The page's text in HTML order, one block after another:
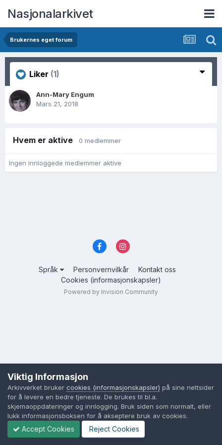
Nasjonalarkivet
Brukernes eget forum
Liker (1)
Ann-Mary Engum
Mars 21, 2018
Hvem er aktive 0 medlemmer
Ingen innloggede medlemmer aktive
Språk Personvernvilkår
Kontakt oss
Cookies (informasjonskapsler)
Powered by Invision Community
Viktig Informasjon
Arkivverket bruker cookies (informasjonskapsler) på sine nettsider
for å levere en bedre tjeneste. De brukes til bl.a.
skjemaoppdateringer og innlogging. Bruk siden som normalt, eller
lukk informasjonsboksen for å akseptere bruk av cookies.
Accept Cookies Reject Cookies